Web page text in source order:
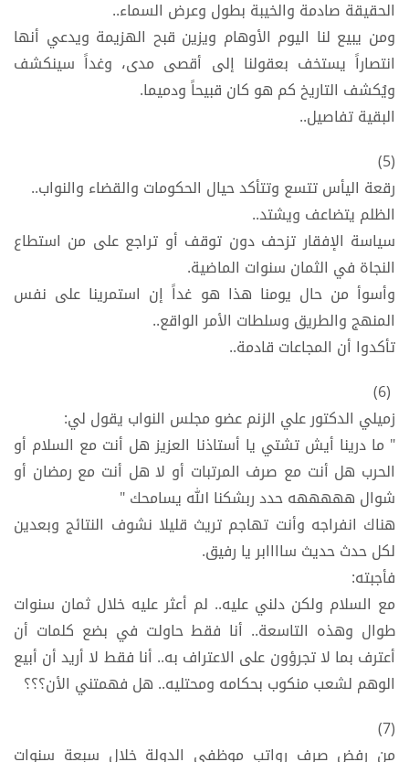
الحقيقة صادمة والخيبة بطول وعرض السماء..
ومن يبيع لنا اليوم الأوهام ويزين قبح الهزيمة ويدعي أنها
انتصاراً يستخف بعقولنا إلى أقصى مدى، وغداً سينكشف
ويُكشف التاريخ كم هو كان قبيحاً ودميما.
البقية تفاصيل..
(5)
رقعة اليأس تتسع وتتأكد حيال الحكومات والقضاء والنواب..
الظلم يتضاعف ويشتد..
سياسة الإفقار تزحف دون توقف أو تراجع على من استطاع
النجاة في الثمان سنوات الماضية.
وأسوأ من حال يومنا هذا هو غداً إن استمرينا على نفس
المنهج والطريق وسلطات الأمر الواقع..
تأكدوا أن المجاعات قادمة..
(6)
زميلي الدكتور علي الزنم عضو مجلس النواب يقول لي:
" ما درينا أيش تشتي يا أستاذنا العزيز هل أنت مع السلام أو
الحرب هل أنت مع صرف المرتبات أو لا هل أنت مع رمضان أو
شوال هههههه حدد ربشكنا الله يسامحك "
هناك انفراجه وأنت تهاجم تريث قليلا نشوف النتائج وبعدين
لكل حدث حديث ساااابر يا رفيق.
فأجبته:
مع السلام ولكن دلني عليه.. لم أعثر عليه خلال ثمان سنوات
طوال وهذه التاسعة.. أنا فقط حاولت في بضع كلمات أن
أعترف بما لا تجرؤون على الاعتراف به.. أنا فقط لا أريد أن أبيع
الوهم لشعب منكوب بحكامه ومحتليه.. هل فهمتني الأن؟؟؟
(7)
من رفض صرف رواتب موظفي الدولة خلال سبعة سنوات